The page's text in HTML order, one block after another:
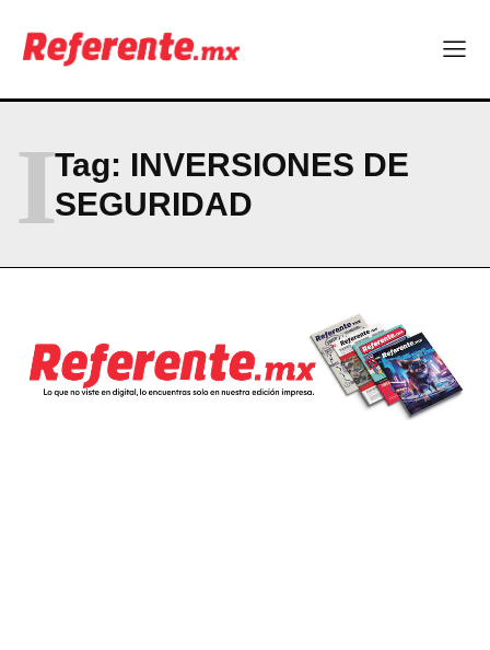
Company
ABOUT
PRIVACY POLICY
NEWSLETTER
Tag: INVERSIONES DE
SEGURIDAD
I